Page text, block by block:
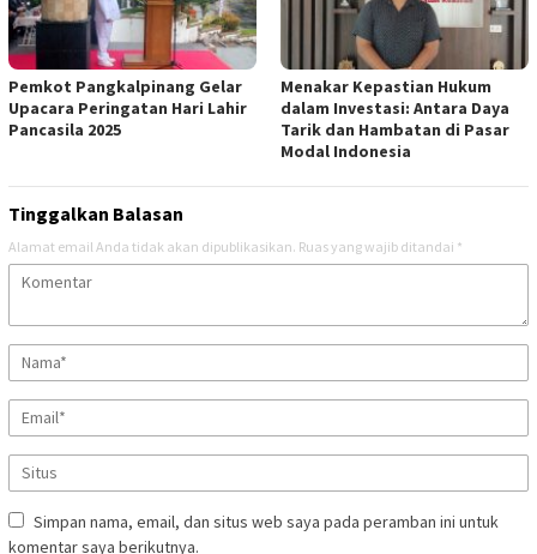
Pemkot Pangkalpinang Gelar
Upacara Peringatan Hari Lahir
Pancasila 2025
Menakar Kepastian Hukum
dalam Investasi: Antara Daya
Tarik dan Hambatan di Pasar
Modal Indonesia
Tinggalkan Balasan
Alamat email Anda tidak akan dipublikasikan. Ruas yang wajib ditandai *
Simpan nama, email, dan situs web saya pada peramban ini untuk
komentar saya berikutnya.